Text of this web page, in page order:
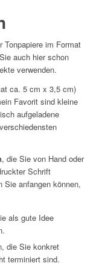
Tonpapiere im Format
auch hier schon
verwenden.
ca. 5 cm x 3,5 cm)
Favorit sind kleine
aufgeladene
, die Sie von Hand oder
Schrift
Sie anfangen können,
als gute Idee
die Sie konkret
terminiert sind.